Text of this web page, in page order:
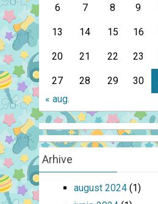
6 7 8 9
13 14 15 16
20 21 22 23
27 28 29 30
« aug.
Arhive
august 2024(1)